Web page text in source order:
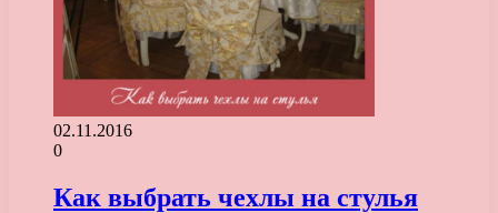
02.11.2016
0
Как выбрать чехлы на стулья